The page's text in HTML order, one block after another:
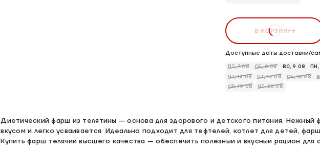
Доступные даты доставки/
ПТ, 7.08 СБ, 8.08 ВС, 9.08 ПН,
ЧТ, 13.08
ПТ, 14.08 СБ, 15.08
СР, 19.08
ЧТ, 20.08
В КОРЗИНУ
Диетический фарш из телятины — основа для здорового и детского питания. Нежный
вкусом и легко усваивается. Идеально подходит для тефтелей, котлет для детей,
Купить фарш телячий высшего качества — обеспечить полезный и вкусный рацион для